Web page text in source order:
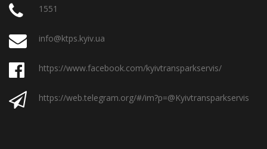
1551
info@ktps.kyiv.ua
https://www.facebook.com/kyivtransparkservis/
https://web.telegram.org/#/im?p=@Kyivtransparkservis